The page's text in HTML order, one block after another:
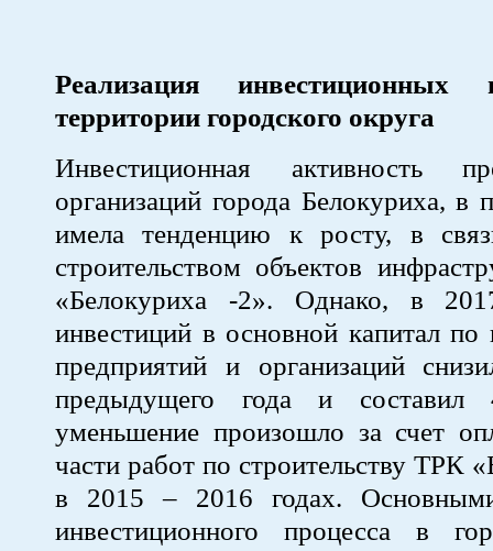
Реализация инвестиционных
территории городского округа
Инвестиционная активность
организаций города Белокуриха, в
имела тенденцию к росту, в
строительством объектов
«Белокуриха -2». Однако, в
инвестиций в основной капитал
предприятий и организаций
предыдущего года и составил
уменьшение произошло за счет
части работ по строительству ТРК
в 2015 – 2016 годах.
инвестиционного процесса в